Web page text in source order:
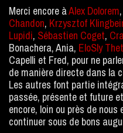
Merci encore àAlex Dolorem,
Chandon, Krzysztof
Lupidi, Sébastien Coget,
Bonachera, Ania, EloSly
Capelli et Fred, pour ne
de manière directe dans la
Les autres font partie
passée, présente et future
encore, loin ou près de
continuer sous de bons